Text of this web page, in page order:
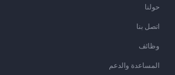
حولنا
اتصل بنا
وظائف
المساعدة والدعم